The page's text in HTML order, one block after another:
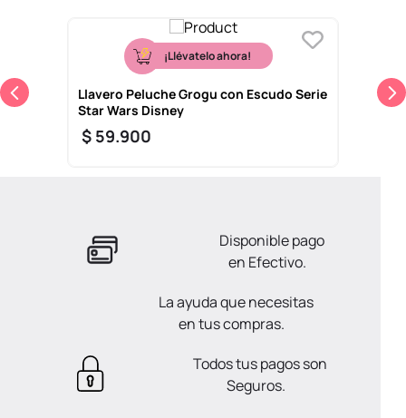
¡Llévatelo ahora!
Llavero Peluche Grogu con Escudo Serie
Star Wars Disney
$ 59.900
Disponible pago
en Efectivo.
La ayuda que necesitas
en tus compras.
Todos tus pagos son
Seguros.